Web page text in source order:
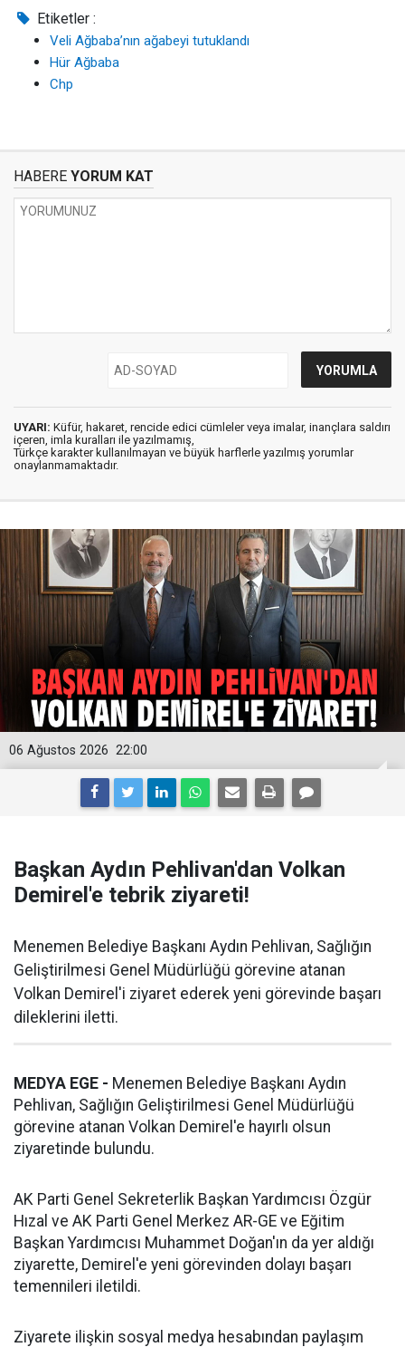
Etiketler :
Veli Ağbaba’nın ağabeyi tutuklandı
Hür Ağbaba
Chp
HABERE YORUM KAT
UYARI: Küfür, hakaret, rencide edici cümleler veya imalar, inançlara saldırı
içeren, imla kuralları ile yazılmamış,
Türkçe karakter kullanılmayan ve büyük harflerle yazılmış yorumlar
onaylanmamaktadır.
22:00
06 Ağustos 2026
Başkan Aydın Pehlivan'dan Volkan
Demirel'e tebrik ziyareti!
Menemen Belediye Başkanı Aydın Pehlivan, Sağlığın
Geliştirilmesi Genel Müdürlüğü görevine atanan
Volkan Demirel'i ziyaret ederek yeni görevinde başarı
dileklerini iletti.
MEDYA EGE - Menemen Belediye Başkanı Aydın
Pehlivan, Sağlığın Geliştirilmesi Genel Müdürlüğü
görevine atanan Volkan Demirel'e hayırlı olsun
ziyaretinde bulundu.
AK Parti Genel Sekreterlik Başkan Yardımcısı Özgür
Hızal ve AK Parti Genel Merkez AR-GE ve Eğitim
Başkan Yardımcısı Muhammet Doğan'ın da yer aldığı
ziyarette, Demirel'e yeni görevinden dolayı başarı
temennileri iletildi.
Ziyarete ilişkin sosyal medya hesabından paylaşım